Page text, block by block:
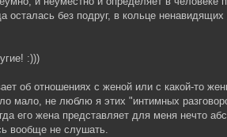
осталась без подруг, в кольце
:)))
об отношениях с женой или с какой-то
мало, не люблю я этих "интимных
его жена представляет для меня нечто
вообще не слушать.